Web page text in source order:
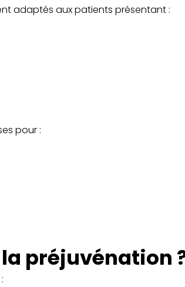
adaptés aux patients présentant :
pour :
préjuvénation